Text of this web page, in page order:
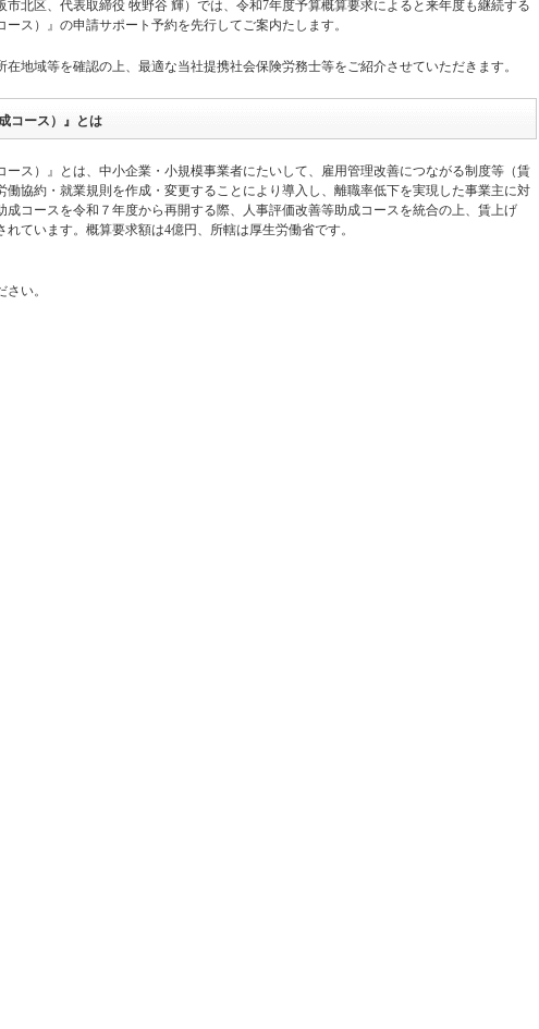
北区、代表取締役 牧野谷 輝）では、令和7年度予算概算要求によると来年度も継続する
ス）』の申請サポート予約を先行してご案内たします。
地域等を確認の上、最適な当社提携社会保険労務士等をご紹介させていただきます。
コース）』とは
ース）』とは、中小企業・小規模事業者にたいして、雇用管理改善につながる制度等（賃
協約・就業規則を作成・変更することにより導入し、離職率低下を実現した事業主に対
成コースを令和７年度から再開する際、人事評価改善等助成コースを統合の上、賃上げ
ています。概算要求額は4億円、所轄は厚生労働省です。
い。